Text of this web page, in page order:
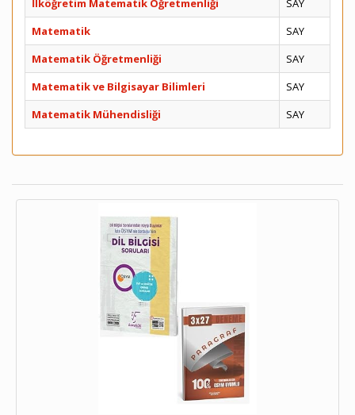
İlköğretim Matematik Öğretmenliği
SAY
Matematik
SAY
Matematik Öğretmenliği
SAY
Matematik ve Bilgisayar Bilimleri
SAY
Matematik Mühendisliği
SAY